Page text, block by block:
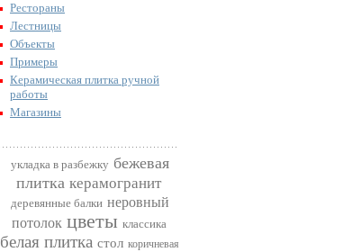
Рестораны
Лестницы
Объекты
Примеры
Керамическая плитка ручной
работы
Магазины
укладка в разбежку бежевая
плитка керамогранит
деревянные балки неровный
потолок цветы классика
белая плитка стол коричневая